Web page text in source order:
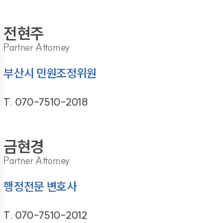
전현주
Partner Attorney
부산시 민원조정위원
T. 070-7510-2018
금현경
Partner Attorney
행정전문 변호사
T. 070-7510-2012